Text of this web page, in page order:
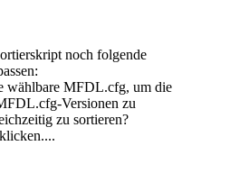
noch folgende
wählbare MFDL.cfg, um die
Versionen zu
zu sortieren?